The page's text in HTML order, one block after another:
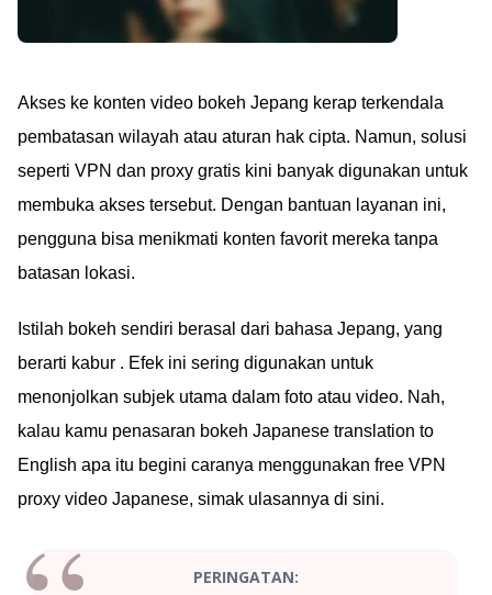
Akses ke konten video bokeh Jepang kerap terkendala
pembatasan wilayah atau aturan hak cipta. Namun, solusi
seperti VPN dan proxy gratis kini banyak digunakan untuk
membuka akses tersebut. Dengan bantuan layanan ini,
pengguna bisa menikmati konten favorit mereka tanpa
batasan lokasi.
Istilah bokeh sendiri berasal dari bahasa Jepang, yang
berarti kabur . Efek ini sering digunakan untuk
menonjolkan subjek utama dalam foto atau video. Nah,
kalau kamu penasaran bokeh Japanese translation to
English apa itu begini caranya menggunakan free VPN
proxy video Japanese, simak ulasannya di sini.
PERINGATAN: